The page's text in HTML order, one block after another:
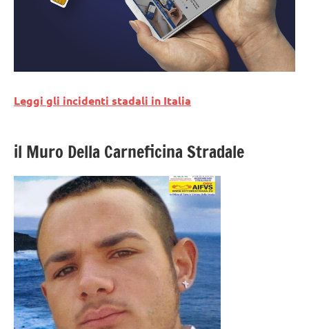
Leggi gli incidenti stadali in Italia
il Muro Della Carneficina Stradale